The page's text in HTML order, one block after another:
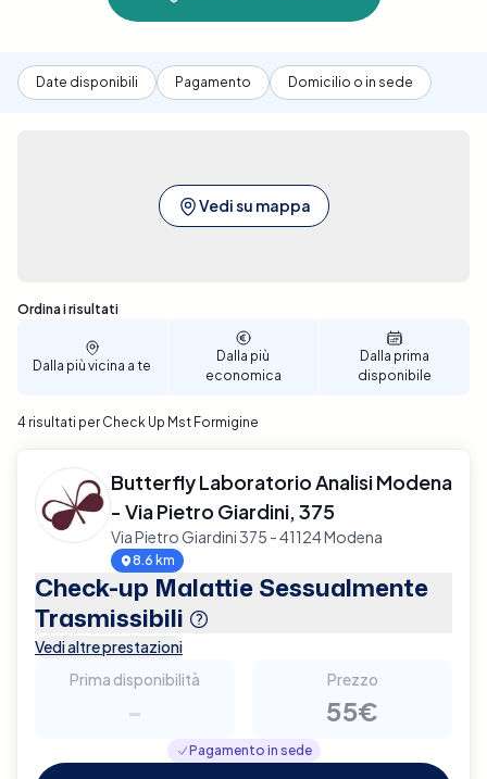
Date disponibili Pagamento Domicilio o in sede
Vedi su mappa
Sono stati trovati 4 risultati
Ordina i risultati
Dalla più vicina a te
Dalla più
economica
Dalla prima
disponibile
4 risultati per Check Up Mst Formigine
Butterfly Laboratorio Analisi Modena
- Via Pietro Giardini, 375
Via Pietro Giardini 375 - 41124 Modena
8.6 km
Check-up Malattie Sessualmente
Trasmissibili
Vedi altre prestazioni
Prima disponibilità
-
Prezzo
55€
Pagamento in sede